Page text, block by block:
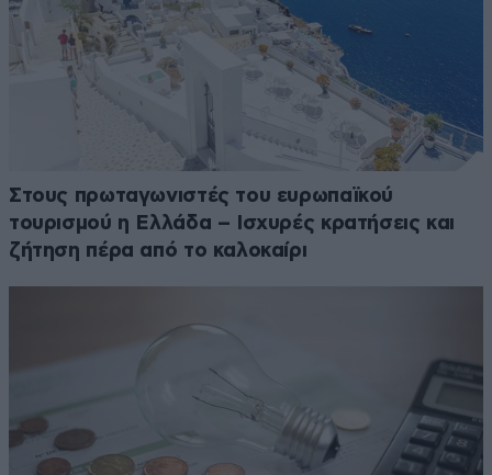
Στους πρωταγωνιστές του ευρωπαϊκού
τουρισμού η Ελλάδα – Ισχυρές κρατήσεις και
ζήτηση πέρα από το καλοκαίρι